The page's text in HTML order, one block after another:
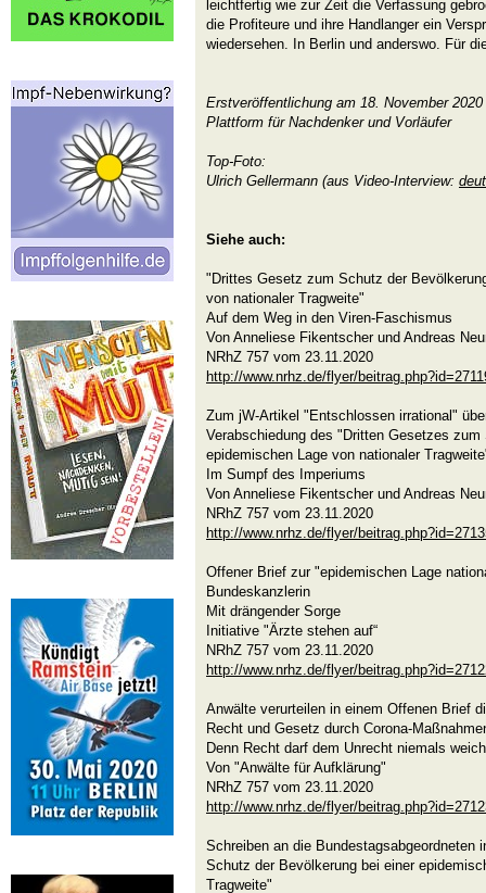
leichtfertig wie zur Zeit die Verfassung
die Profiteure und ihre Handlanger ein
wiedersehen. In Berlin und anderswo. Für
Erstveröffentlichung am 18. November
Plattform für Nachdenker und Vorläufer
Top-Foto:
Ulrich Gellermann (aus Video-Interview:
Siehe auch:
"Drittes Gesetz zum Schutz der
von nationaler Tragweite"
Auf dem Weg in den Viren-Faschismus
Von Anneliese Fikentscher und Andreas
NRhZ 757 vom 23.11.2020
http://www.nrhz.de/flyer/
Zum jW-Artikel "Entschlossen irrational"
Verabschiedung des "Dritten Gesetzes
epidemischen Lage von nationaler
Im Sumpf des Imperiums
Von Anneliese Fikentscher und Andreas
NRhZ 757 vom 23.11.2020
http://www.nrhz.de/flyer/
Offener Brief zur "epidemischen Lage
Bundeskanzlerin
Mit drängender Sorge
Initiative "Ärzte stehen auf“
NRhZ 757 vom 23.11.2020
http://www.nrhz.de/flyer/
Anwälte verurteilen in einem Offenen Brief
Recht und Gesetz durch Corona-
Denn Recht darf dem Unrecht niemals
Von "Anwälte für Aufklärung"
NRhZ 757 vom 23.11.2020
http://www.nrhz.de/flyer/
Schreiben an die Bundestagsabgeordneten
Schutz der Bevölkerung bei einer
Tragweite"